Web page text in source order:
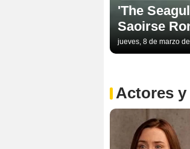
'The
Saoirse
jueves, 8 de marzo
Actores